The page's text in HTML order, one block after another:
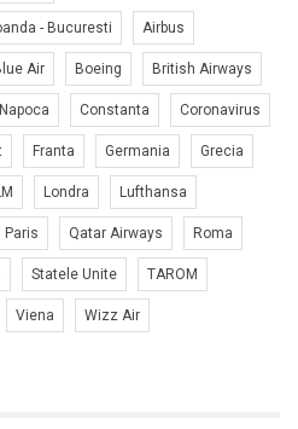
- Bucuresti Airbus
Air Boeing British Airways
Constanta Coronavirus
Franta Germania Grecia
Londra Lufthansa
Paris Qatar Airways Roma
Statele Unite TAROM
Viena Wizz Air